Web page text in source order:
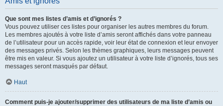
Que sont mes listes d’amis et d’ignorés ?
Vous pouvez utiliser ces listes pour organiser les autres membres du forum.
Les membres ajoutés à votre liste d’amis seront affichés dans votre panneau
de l’utilisateur pour un accès rapide, voir leur état de connexion et leur envoyer
des messages privés. Selon les thèmes graphiques, leurs messages peuvent
être mis en valeur. Si vous ajoutez un utilisateur à votre liste d’ignorés, tous ses
messages seront masqués par défaut.
Haut
Comment puis-je ajouter/supprimer des utilisateurs de ma liste d’amis ou